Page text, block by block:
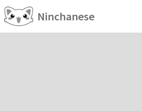
Ninchanese